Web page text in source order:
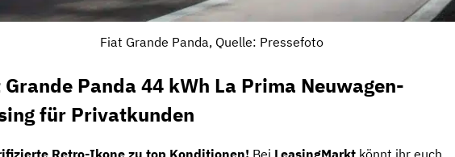
Fiat Grande Panda, Quelle: Pressefoto
Panda 44 kWh La Prima Neuwagen-
für Privatkunden